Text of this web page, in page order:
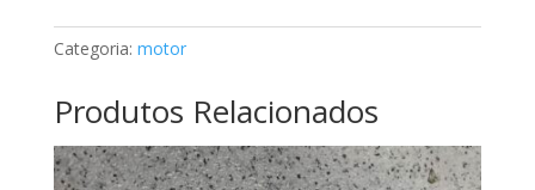
Mercedes
Categoria: motor
Produtos Relacionados